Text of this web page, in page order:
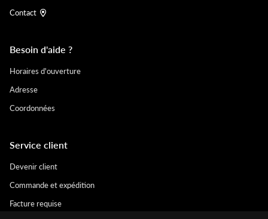
Contact
Besoin d'aide ?
Horaires d'ouverture
Adresse
Coordonnées
Service client
Devenir client
Commande et expédition
Facture requise